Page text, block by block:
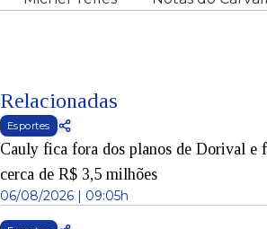
Relacionadas
Esportes
Cauly fica fora dos planos de Dorival e
cerca de R$ 3,5 milhões
06/08/2026 | 09:05h